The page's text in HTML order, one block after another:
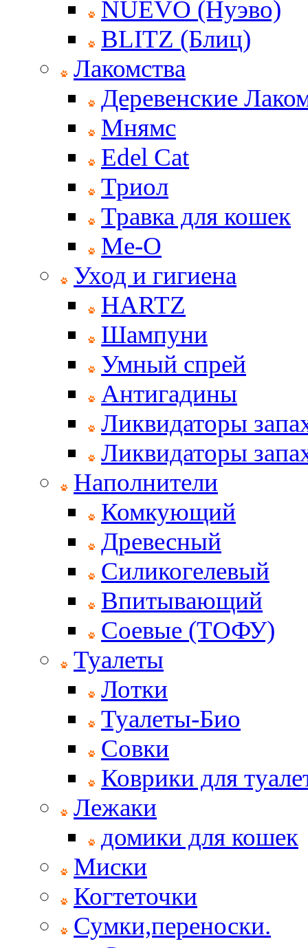
NUEVO (Нуэво)
BLITZ (Блиц)
Лакомства
Деревенские
Мнямс
Edel Cat
Триол
Травка для кошек
Ме-О
Уход и гигиена
HARTZ
Шампуни
Умный спрей
Антигадины
Ликвидаторы
Ликвидаторы
Наполнители
Комкующий
Древесный
Силикогелевый
Впитывающий
Соевые (ТОФУ)
Туалеты
Лотки
Туалеты-Био
Совки
Коврики для
Лежаки
домики для кошек
Миски
Когтеточки
Сумки,переноски.